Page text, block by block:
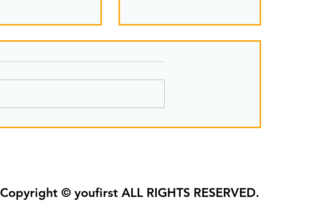
Copyright © youfirst ALL RIGHTS RESERVED.